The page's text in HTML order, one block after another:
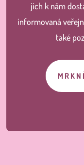
jich k nám
informovaná
také